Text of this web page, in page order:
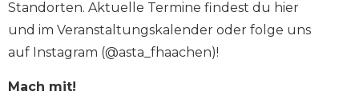
Standorten. Aktuelle Termine findest du hier
und im Veranstaltungskalender oder folge uns
auf Instagram (@asta_fhaachen)!
Mach mit!